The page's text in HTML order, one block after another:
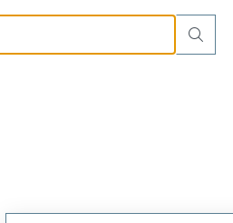
MP-211-009-1D3-0000